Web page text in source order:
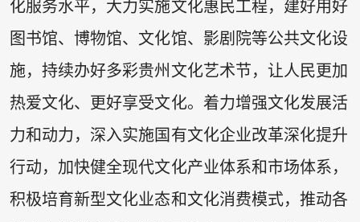
化服务水平，大力实施文化惠民工程，建好用好
图书馆、博物馆、文化馆、影剧院等公共文化设
施，持续办好多彩贵州文化艺术节，让人民更加
热爱文化、更好享受文化。着力增强文化发展活
力和动力，深入实施国有文化企业改革深化提升
行动，加快健全现代文化产业体系和市场体系，
积极培育新型文化业态和文化消费模式，推动各